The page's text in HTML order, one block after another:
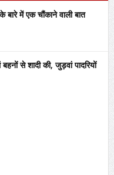
बारे में एक चौंकाने वाली बात
से शादी की, जुड़वां पादरियों